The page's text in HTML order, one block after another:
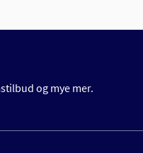
og mye mer.